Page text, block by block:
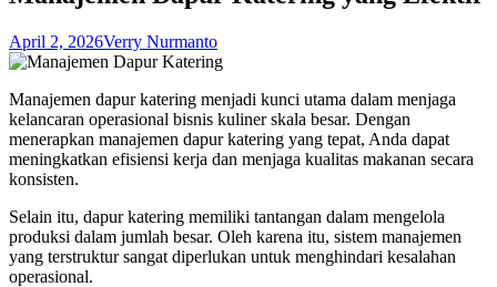
April 2, 2026Verry Nurmanto
Manajemen dapur katering menjadi kunci utama dalam menjaga
kelancaran operasional bisnis kuliner skala besar. Dengan
menerapkan manajemen dapur katering yang tepat, Anda dapat
meningkatkan efisiensi kerja dan menjaga kualitas makanan secara
konsisten.
Selain itu, dapur katering memiliki tantangan dalam mengelola
produksi dalam jumlah besar. Oleh karena itu, sistem manajemen
yang terstruktur sangat diperlukan untuk menghindari kesalahan
operasional.